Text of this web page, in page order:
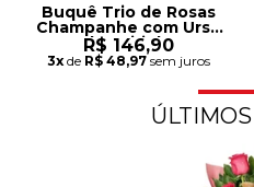
Buquê Trio de Rosas
Champanhe com Urso
Chaveirinho
R$ 146,90
3xde R$ 48,97sem juros